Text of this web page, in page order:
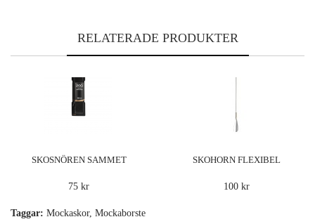
RELATERADE PRODUKTER
SKOSNÖREN SAMMET
75 kr
SKOHORN FLEXIBEL
100 kr
Taggar: Mockaskor, Mockaborste